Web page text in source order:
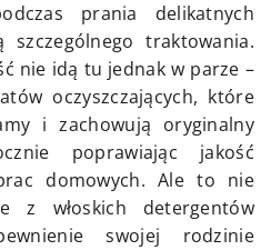
prania delikatnych
traktowania.
nie idą tu jednak w parze –
oczyszczających, które
i zachowują oryginalny
poprawiając jakość
domowych. Ale to nie
z włoskich detergentów
swojej rodzinie